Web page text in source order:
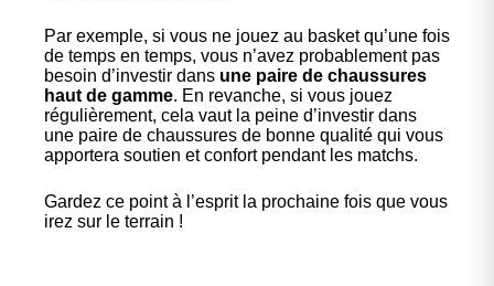
Par exemple, si vous ne jouez au basket qu’une fois
de temps en temps, vous n’avez probablement pas
besoin d’investir dans une paire de chaussures
haut de gamme. En revanche, si vous jouez
régulièrement, cela vaut la peine d’investir dans
une paire de chaussures de bonne qualité qui vous
apportera soutien et confort pendant les matchs.
Gardez ce point à l’esprit la prochaine fois que vous
irez sur le terrain !